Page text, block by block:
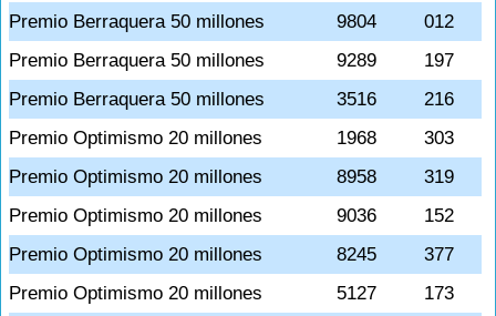
Premio Berraquera 50 millones
9804
012
Premio Berraquera 50 millones
9289
197
Premio Berraquera 50 millones
3516
216
Premio Optimismo 20 millones
1968
303
Premio Optimismo 20 millones
8958
319
Premio Optimismo 20 millones
9036
152
Premio Optimismo 20 millones
8245
377
Premio Optimismo 20 millones
5127
173